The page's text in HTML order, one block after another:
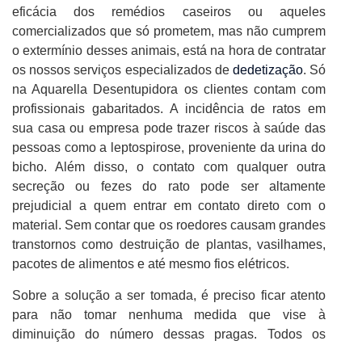
eficácia dos remédios caseiros ou aqueles
comercializados que só prometem, mas não cumprem
o extermínio desses animais, está na hora de contratar
os nossos serviços especializados de dedetização. Só
na Aquarella Desentupidora os clientes contam com
profissionais gabaritados. A incidência de ratos em
sua casa ou empresa pode trazer riscos à saúde das
pessoas como a leptospirose, proveniente da urina do
bicho. Além disso, o contato com qualquer outra
secreção ou fezes do rato pode ser altamente
prejudicial a quem entrar em contato direto com o
material. Sem contar que os roedores causam grandes
transtornos como destruição de plantas, vasilhames,
pacotes de alimentos e até mesmo fios elétricos.
Sobre a solução a ser tomada, é preciso ficar atento
para não tomar nenhuma medida que vise à
diminuição do número dessas pragas. Todos os